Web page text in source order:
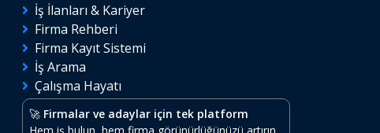
İş İlanları & Kariyer
Firma Rehberi
Firma Kayıt Sistemi
İş Arama
Çalışma Hayatı
🚀 Firmalar ve adaylar için tek platform